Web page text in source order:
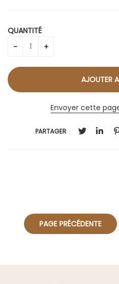
QUANTITÉ
Envoyer cette
PARTAGER